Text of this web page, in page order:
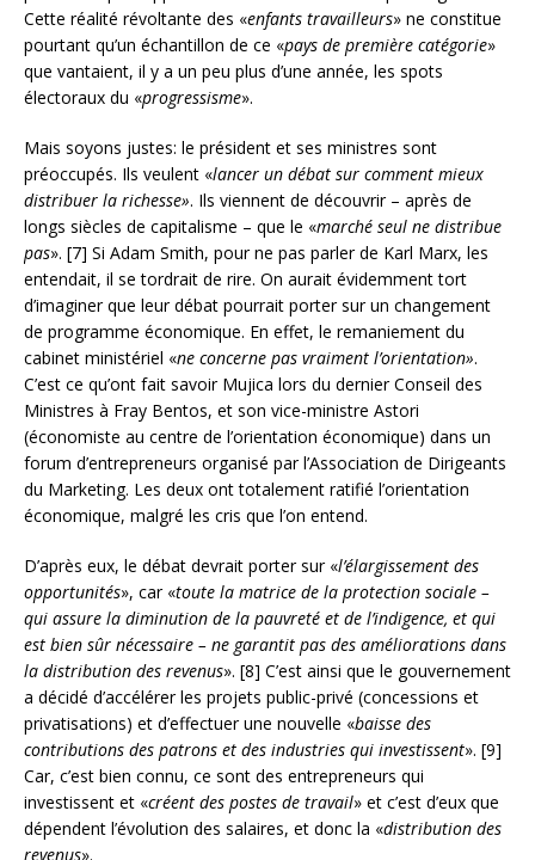
Cette réalité révoltante des «enfants travailleurs» ne constitue
pourtant qu’un échantillon de ce «pays de première catégorie»
que vantaient, il y a un peu plus d’une année, les spots
électoraux du «progressisme».
Mais soyons justes: le président et ses ministres sont
préoccupés. Ils veulent «lancer un débat sur comment mieux
distribuer la richesse». Ils viennent de découvrir – après de
longs siècles de capitalisme – que le «marché seul ne distribue
pas». [7] Si Adam Smith, pour ne pas parler de Karl Marx, les
entendait, il se tordrait de rire. On aurait évidemment tort
d’imaginer que leur débat pourrait porter sur un changement
de programme économique. En effet, le remaniement du
cabinet ministériel «ne concerne pas vraiment l’orientation».
C’est ce qu’ont fait savoir Mujica lors du dernier Conseil des
Ministres à Fray Bentos, et son vice-ministre Astori
(économiste au centre de l’orientation économique) dans un
forum d’entrepreneurs organisé par l’Association de Dirigeants
du Marketing. Les deux ont totalement ratifié l’orientation
économique, malgré les cris que l’on entend.
D’après eux, le débat devrait porter sur «l’élargissement des
opportunités», car «toute la matrice de la protection sociale –
qui assure la diminution de la pauvreté et de l’indigence, et qui
est bien sûr nécessaire – ne garantit pas des améliorations dans
la distribution des revenus». [8] C’est ainsi que le gouvernement
a décidé d’accélérer les projets public-privé (concessions et
privatisations) et d’effectuer une nouvelle «baisse des
contributions des patrons et des industries qui investissent». [9]
Car, c’est bien connu, ce sont des entrepreneurs qui
investissent et «créent des postes de travail» et c’est d’eux que
dépendent l’évolution des salaires, et donc la «distribution des
revenus».